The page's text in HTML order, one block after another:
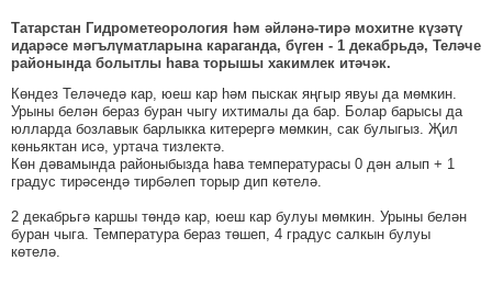
Татарстан Гидрометеорология һәм әйләнә-тирә мохитне күзәтү
идарәсе мәгълүматларына караганда, бүген - 1 декабрьдә, Теләче
районында болытлы һава торышы хакимлек итәчәк.
Көндез Теләчедә кар, юеш кар һәм пыскак яңгыр явуы да мөмкин.
Урыны белән бераз буран чыгу ихтималы да бар. Болар барысы да
юлларда бозлавык барлыкка китерергә мөмкин, сак булыгыз. Җил
көньяктан исә, уртача тизлектә.
Көн дәвамында районыбызда һава температурасы 0 дән алып + 1
градус тирәсендә тирбәлеп торыр дип көтелә.
2 декабрьгә каршы төндә кар, юеш кар булуы мөмкин. Урыны белән
буран чыга. Температура бераз төшеп, 4 градус салкын булуы
көтелә.